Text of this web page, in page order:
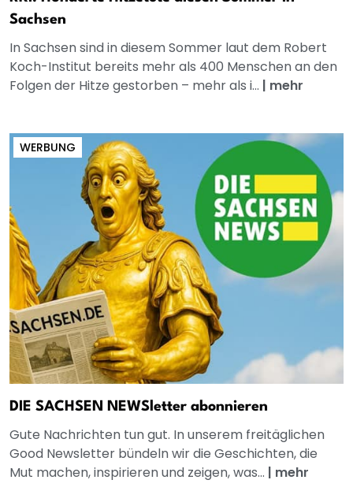
Sachsen
In Sachsen sind in diesem Sommer laut dem Robert
Koch-Institut bereits mehr als 400 Menschen an den
Folgen der Hitze gestorben – mehr als i... | mehr
WERBUNG
DIE SACHSEN NEWSletter abonnieren
Gute Nachrichten tun gut. In unserem freitäglichen
Good Newsletter bündeln wir die Geschichten, die
Mut machen, inspirieren und zeigen, was... | mehr